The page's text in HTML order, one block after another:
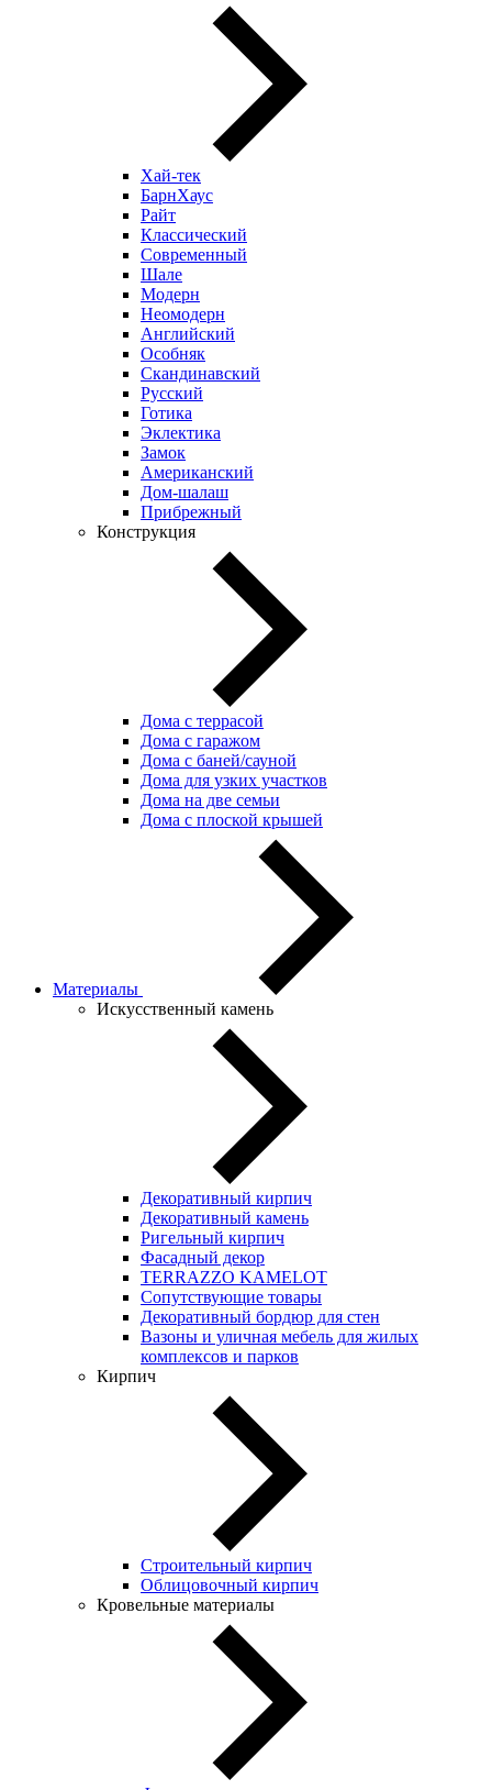
Хай-тек
БарнХаус
Райт
Классический
Современный
Шале
Модерн
Неомодерн
Английский
Особняк
Скандинавский
Русский
Готика
Эклектика
Замок
Американский
Дом-шалаш
Прибрежный
Конструкция
Дома с террасой
Дома с гаражом
Дома с баней/сауной
Дома для узких участков
Дома на две семьи
Дома с плоской крышей
Материалы
Искусственный камень
Декоративный кирпич
Декоративный камень
Ригельный кирпич
Фасадный декор
TERRAZZO KAMELOT
Сопутствующие товары
Декоративный бордюр для стен
Вазоны и уличная мебель для жилых
комплексов и парков
Кирпич
Строительный кирпич
Облицовочный кирпич
Кровельные материалы